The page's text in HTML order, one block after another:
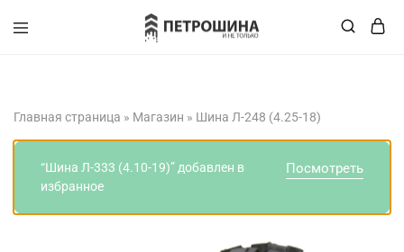
+375 (XX) XXX-XX-XX
Главная страница » Магазин » Шина Л-248 (4.25-18)
Посмотреть
“Шина Л-333 (4.10-19)” добавлен в
избранное